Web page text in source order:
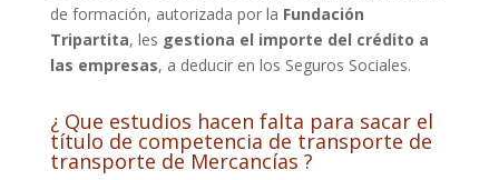
de formación, autorizada por la Fundación
Tripartita, les gestiona el importe del crédito a
las empresas, a deducir en los Seguros Sociales.
¿ Que estudios hacen falta para sacar el
título de competencia de transporte de
transporte de Mercancías ?